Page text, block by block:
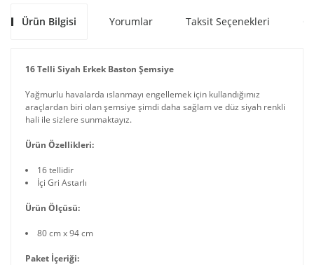
Ürün Bilgisi Yorumlar Taksit Seçenekleri
16 Telli Siyah Erkek Baston Şemsiye
Yağmurlu havalarda ıslanmayı engellemek için kullandığımız
araçlardan biri olan şemsiye şimdi daha sağlam ve düz siyah renkli
hali ile sizlere sunmaktayız.
Ürün Özellikleri:
16 tellidir
İçi Gri Astarlı
Ürün Ölçüsü:
80 cm x 94 cm
Paket İçeriği: